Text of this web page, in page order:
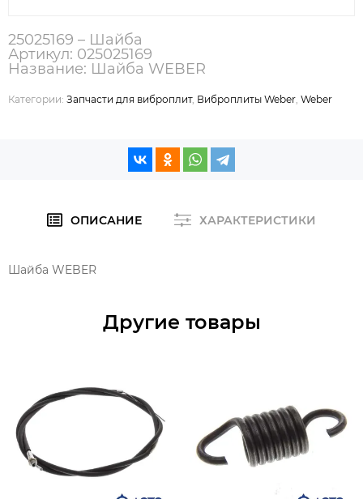
25025169 – Шайба
Артикул: 025025169
Название: Шайба WEBER
Категории: Запчасти для виброплит, Виброплиты Weber Weber
ОПИСАНИЕ ХАРАКТЕРИСТИКИ
Шайба WEBER
Другие товары